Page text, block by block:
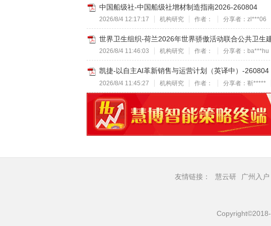
中国船级社-中国船级社增材制造指南2026-260804
2026/8/4 12:17:17 机构研究 作者： 分享者：zl***06
世界卫生组织-荷兰2026年世界骄傲活动联合公共卫生
2026/8/4 11:46:03 机构研究 作者： 分享者：ba***hu
凯捷-以自主AI革新销售与运营计划（英译中）-260804
2026/8/4 11:45:27 机构研究 作者： 分享者：靳*****
友情链接： 慧云研 广州入户